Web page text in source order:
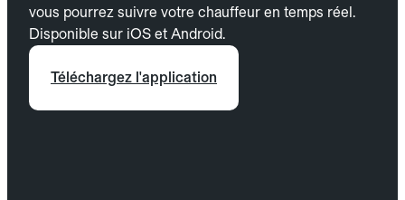
vous pourrez suivre votre chauffeur en temps réel.
Disponible sur iOS et Android.
Téléchargez l'application